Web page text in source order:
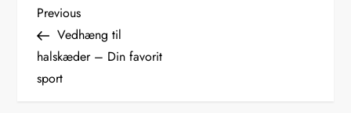
I
n
d
Previous
Post
Previous
Vedhæng til
halskæder – Din favorit
sport